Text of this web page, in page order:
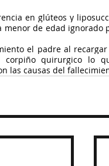
en glúteos y
menor de edad
el padre al
quirurgico lo
las causas del